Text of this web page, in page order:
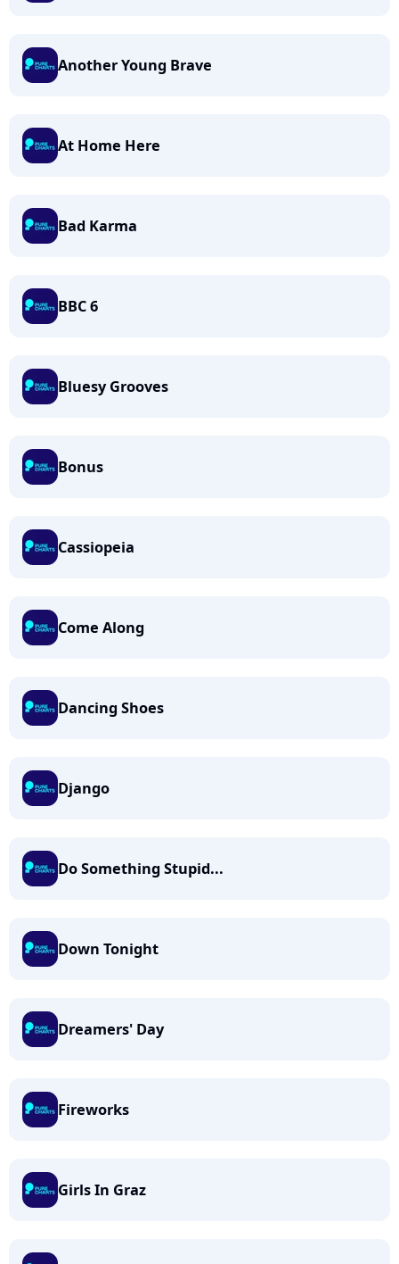
Another Young Brave
At Home Here
Bad Karma
BBC 6
Bluesy Grooves
Bonus
Cassiopeia
Come Along
Dancing Shoes
Django
Do Something Stupid...
Down Tonight
Dreamers' Day
Fireworks
Girls In Graz